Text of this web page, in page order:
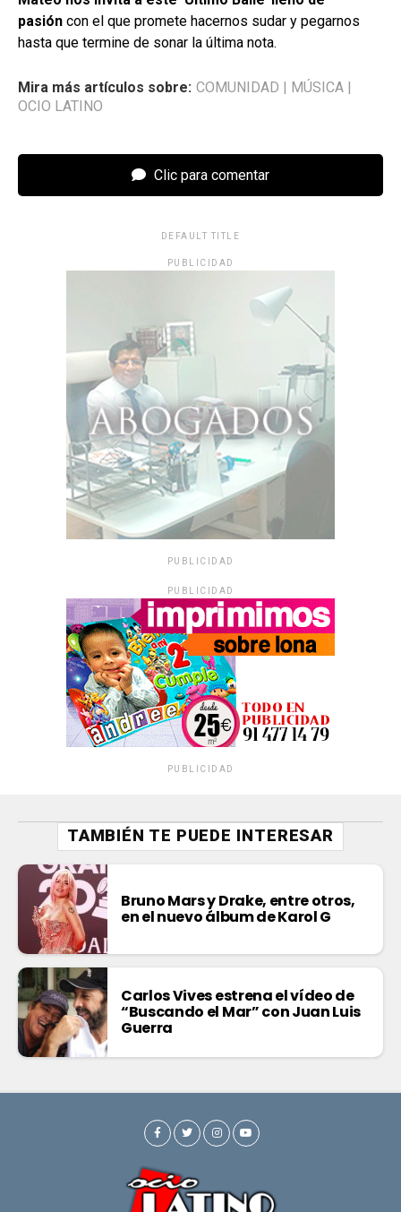
pasión con el que promete hacernos sudar y pegarnos
hasta que termine de sonar la última nota.
Mira más artículos sobre: COMUNIDAD | MÚSICA |
OCIO LATINO
Clic para comentar
DEFAULT TITLE
PUBLICIDAD
PUBLICIDAD
PUBLICIDAD
PUBLICIDAD
TAMBIÉN TE PUEDE INTERESAR
Bruno Mars y Drake, entre otros,
en el nuevo álbum de Karol G
Carlos Vives estrena el vídeo de
“Buscando el Mar” con Juan Luis
Guerra